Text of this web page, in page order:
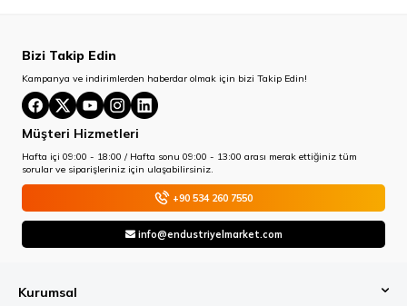
Bizi Takip Edin
Kampanya ve indirimlerden haberdar olmak için bizi Takip Edin!
Müşteri Hizmetleri
Hafta içi 09:00 - 18:00 / Hafta sonu 09:00 - 13:00 arası merak ettiğiniz tüm
sorular ve siparişleriniz için ulaşabilirsiniz.
+90 534 260 7550
info@endustriyelmarket.com
Kurumsal